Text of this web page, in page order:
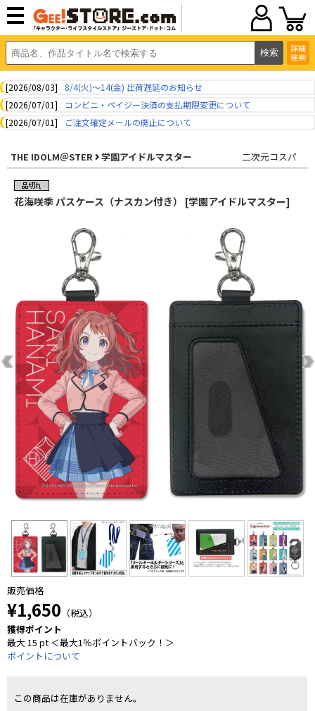
詳細
検索
[2026/08/03]
8/4(火)～14(金) 出荷遅延のお知らせ
[2026/07/01]
コンビニ・ペイジー決済の支払期限変更について
[2026/07/01]
ご注文確定メールの廃止について
THE IDOLM＠STER 学園アイドルマスター 二次元コスパ
花海咲季 パスケース（ナスカン付き） [学園アイドルマスター]
販売価格
¥1,650 （税込）
獲得ポイント
最大 15 pt ＜最大1％ポイントバック！＞
ポイントについて
この商品は在庫がありません。